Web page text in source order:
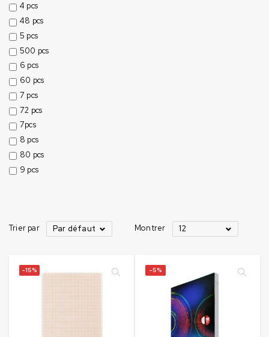
4 pcs
48 pcs
5 pcs
500 pcs
6 pcs
60 pcs
7 pcs
72 pcs
7pcs
8 pcs
80 pcs
9 pcs
Trier par Par défaut Montrer 12
-15% -5%